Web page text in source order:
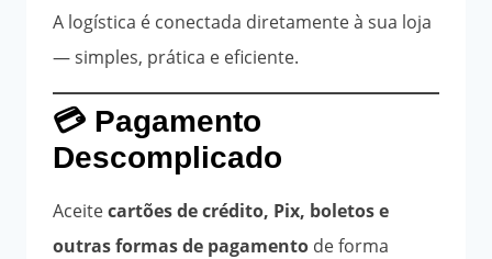
A logística é conectada diretamente à sua loja
— simples, prática e eficiente.
💳 Pagamento
Descomplicado
Aceitecartões de crédito, Pix, boletos e
outras formas de pagamento de forma